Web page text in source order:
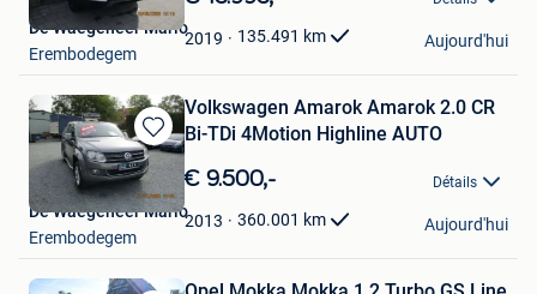
Mes
Favoris2019 135.491 km
De Waegeneer Mario
Erembodegem
Aujourd'hui
Sauvegarder
dans
Mes
Favoris
Volkswagen Amarok Amarok 2.0 CR
Bi-TDi 4Motion Highline AUTO
€ 9.500,- Détails
2013 360.001 km
De Waegeneer Mario
Erembodegem
Aujourd'hui